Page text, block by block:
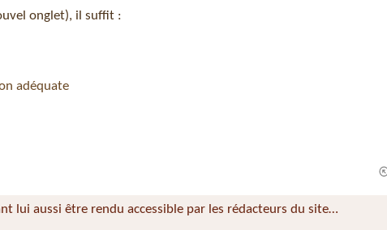
onglet), il suffit :
adéquate
lui aussi être rendu accessible par les rédacteurs du site…